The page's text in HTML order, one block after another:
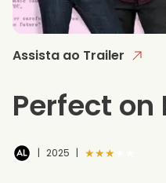
Assista ao Trailer
Perfect on
| 2025 | ★★★★★